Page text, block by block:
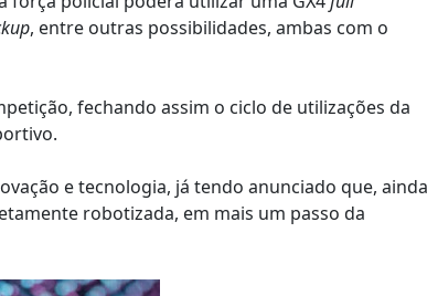
, entre outras possibilidades, ambas com o
fechando assim o ciclo de utilizações da
e tecnologia, já tendo anunciado que, ainda
robotizada, em mais um passo da